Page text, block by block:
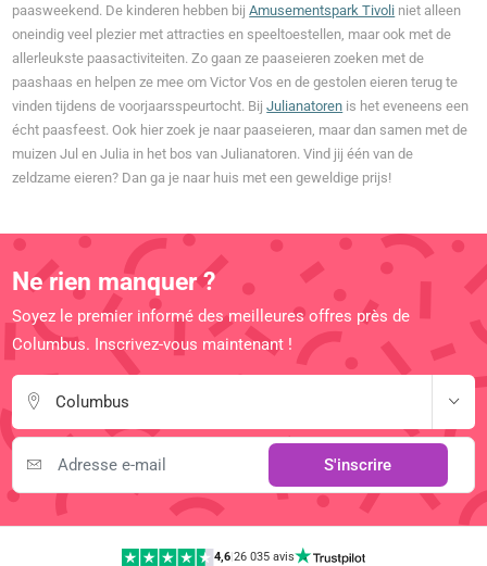
paasweekend. De kinderen hebben bijAmusementspark Tivoli niet alleen
oneindig veel plezier met attracties en speeltoestellen, maar ook met de
allerleukste paasactiviteiten. Zo gaan ze paaseieren zoeken met de
paashaas en helpen ze mee om Victor Vos en de gestolen eieren terug te
vinden tijdens de voorjaarsspeurtocht. BijJulianatoren is het eveneens een
écht paasfeest. Ook hier zoek je naar paaseieren, maar dan samen met de
muizen Jul en Julia in het bos van Julianatoren. Vind jij één van de
zeldzame eieren? Dan ga je naar huis met een geweldige prijs!
Ne rien manquer ?
Soyez le premier informé des meilleures offres près de
Columbus. Inscrivez-vous maintenant !
Columbus
S'inscrire
4,6 |26 035 avis